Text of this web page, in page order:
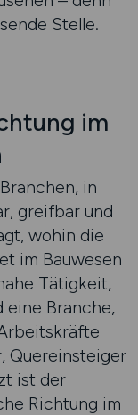
Stelle.
im
in
greifbar und
wohin die
im Bauwesen
Tätigkeit,
eine Branche,
Quereinsteiger
ist der
Richtung im